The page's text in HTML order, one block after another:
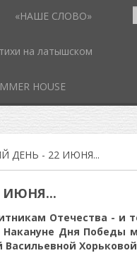
«НАШЕ СЛОВО»
на латышском
HOUSE
ДЕНЬ - 22 ИЮНЯ...
ИЮНЯ...
Отечества - и
Дня Победы